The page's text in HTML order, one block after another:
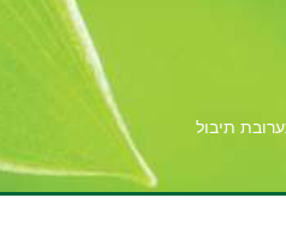
תיבול